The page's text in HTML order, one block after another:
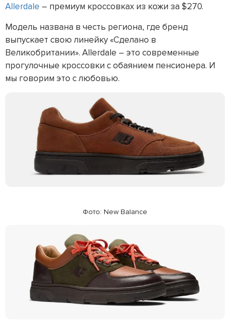
Allerdale – премиум кроссовках из кожи за $270.
Модель названа в честь региона, где бренд
выпускает свою линейку «Сделано в
Великобритании». Allerdale – это современные
прогулочные кроссовки с обаянием пенсионера. И
мы говорим это с любовью.
Фото: New Balance